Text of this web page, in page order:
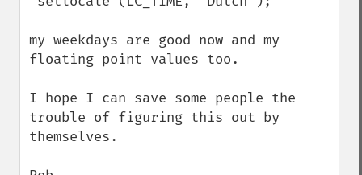
my weekdays are good now and my
floating point values too.
I hope I can save some people the
trouble of figuring this out by
themselves.